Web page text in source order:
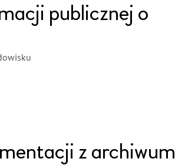
publicznej o
z archiwum